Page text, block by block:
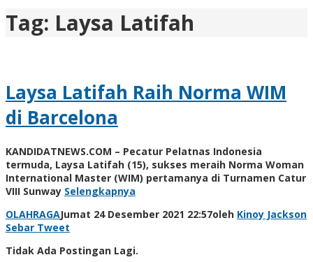
Tag: Laysa Latifah
Laysa Latifah Raih Norma WIM
di Barcelona
KANDIDATNEWS.COM – Pecatur Pelatnas Indonesia
termuda, Laysa Latifah (15), sukses meraih Norma Woman
International Master (WIM) pertamanya di Turnamen Catur
VIII Sunway Selengkapnya
OLAHRAGAJumat 24 Desember 2021 22:57oleh Kinoy Jackson
Sebar Tweet
Tidak Ada Postingan Lagi.